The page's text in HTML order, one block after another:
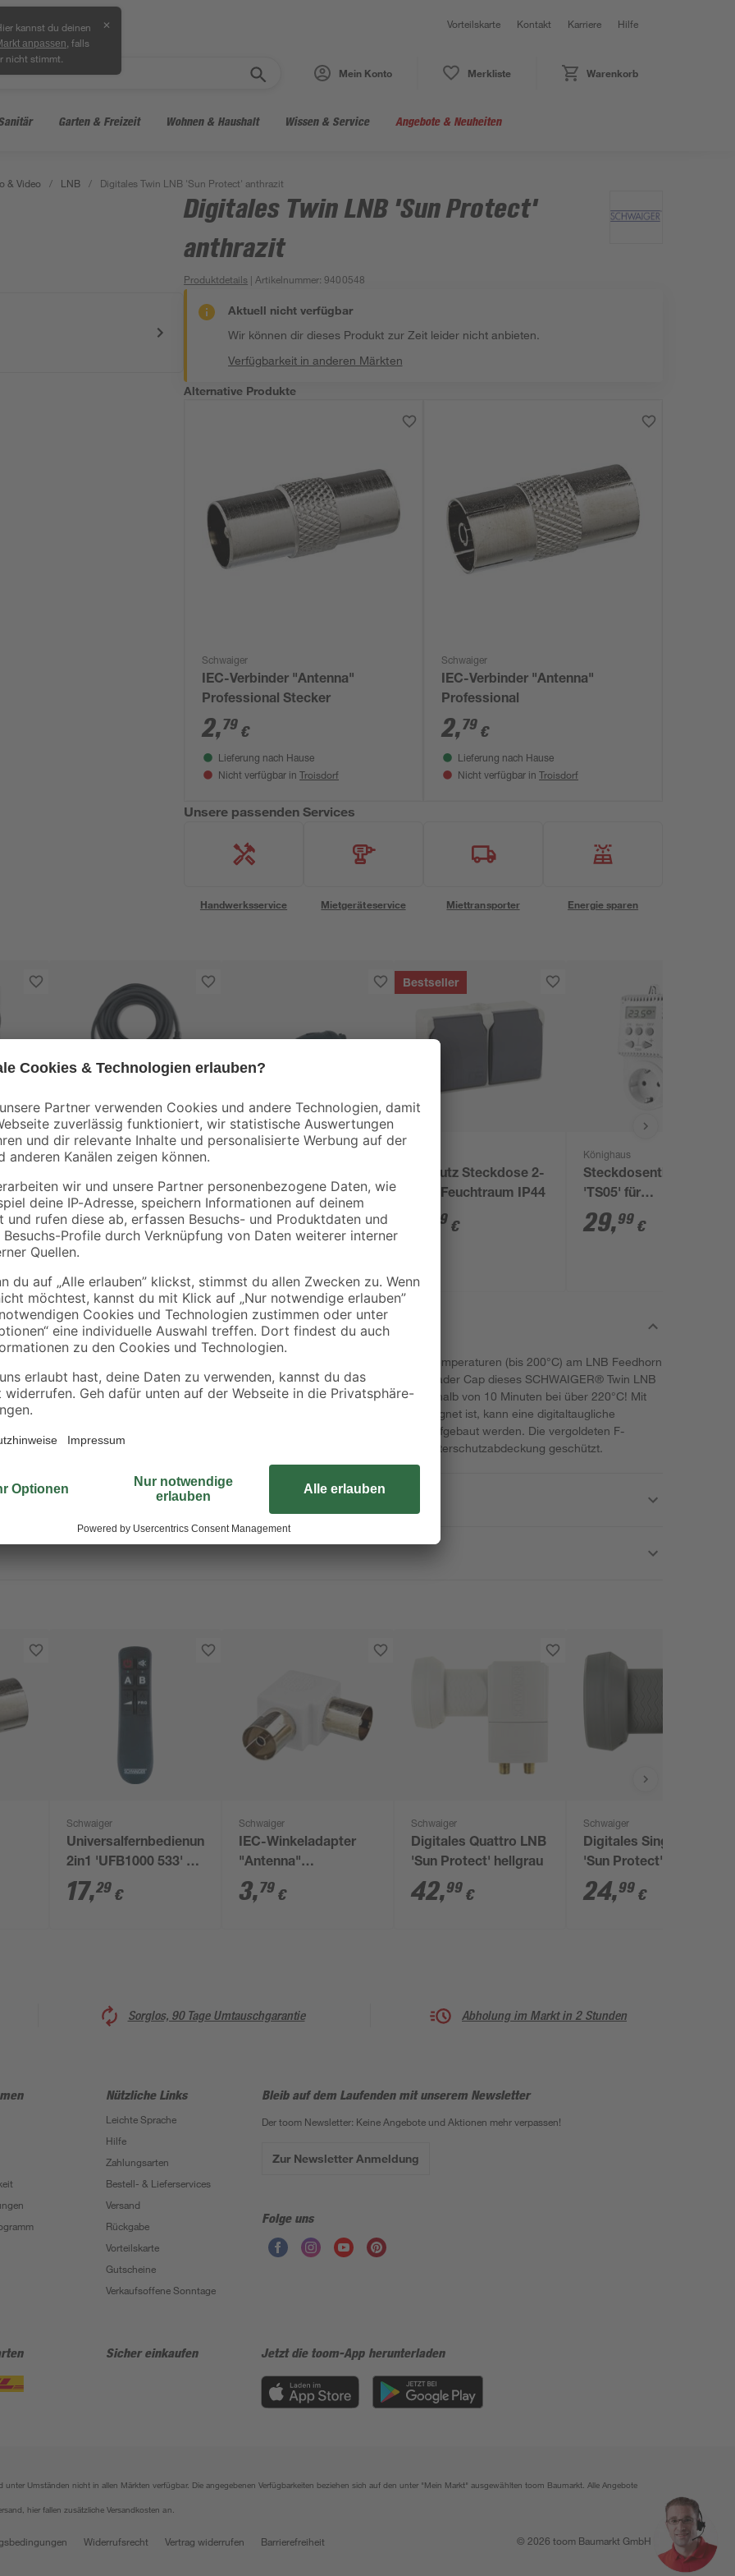
kannst du deinen
anpassen , falls
nicht stimmt.
✕ Vorteilskarte Kontakt Karriere Hilfe
Mein Konto Merkliste Warenkorb
Garten & Freizeit Wohnen & Haushalt Wissen & Service Angebote & Neuheiten
& Video / LNB / Digitales Twin LNB 'Sun Protect' anthrazit
Digitales Twin LNB 'Sun Protect'
anthrazit
Produktdetails | Artikelnummer:9400548
Aktuell nicht verfügbar
Wir können dir dieses Produkt zur Zeit leider nicht anbieten.
Verfügbarkeit in anderen Märkten
Alternative Produkte
Schwaiger
IEC-Verbinder "Antenna"
Professional Stecker
2,79 €
Lieferung nach Hause
Nicht verfügbar in Troisdorf
Schwaiger
IEC-Verbinder "Antenna"
Professional
2,79 €
Lieferung nach Hause
Nicht verfügbar in Troisdorf
Unsere passenden Services
Handwerksservice Mietgeräteservice Miettransporter Energie sparen
schwarz 10 m
14,99€
1,50 € / Meter
7,99 €
Bestseller
Aufputz Steckdose 2-
fach Feuchtraum IP44
99 €
Könighaus
Steckdosenthermostat
'TS05' für
Infrarotheizungen
29,99 €
Kunststoff
Bei klarer Witterung kann es zu extrem hohen Temperaturen (bis 200°C) am LNB Feedhorn
und zu dessen Beschädigung kommen. Das Header Cap dieses SCHWAIGER® Twin LNB
'Sun Protect' widersteht einer Verformung innerhalb von 10 Minuten bei über 220°C! Mit
diesem Twin LNB, das für Multifeedanlagen geeignet ist, kann eine digitaltaugliche
Satellitenanlage mit maximal zwei Teilnehmer aufgebaut werden. Die vergoldeten F-
Anschlüsse sind durch eine herausziehbare Wetterschutzabdeckung geschützt.
Schwaiger
Universalfernbedienung
2in1 'UFB1000 533' 8
Tasten
17,29 €
Schwaiger
IEC-Winkeladapter
"Antenna"
Professional
3,79 €
Schwaiger
Digitales Quattro LNB
'Sun Protect' hellgrau
42,99 €
Schwaiger
Digitales Single LNB
'Sun Protect' anthrazit
24,99 €
Sorglos, 90 Tage Umtauschgarantie Abholung im Markt in 2 Stunden
Nützliche Links
Leichte Sprache
Hilfe
Zahlungsarten
Bestell- & Lieferservices
Versand
Rückgabe
Vorteilskarte
Gutscheine
Verkaufsoffene Sonntage
Bleib auf dem Laufenden mit unserem Newsletter
Der toom Newsletter: Keine Angebote und Aktionen mehr verpassen!
Zur Newsletter Anmeldung
Folge uns
Sicher einkaufen Jetzt die toom-App herunterladen
Umständen nicht in allen Märkten verfügbar. Die angegebenen Verfügbarkeiten beziehen sich auf den unter "Mein Markt" ausgewählten toom Baumarkt. Alle Angebote
hier fallen zusätzliche Versandkosten an.
Widerrufsrecht Vertrag widerrufen Barrierefreiheit © 2026 toom Baumarkt GmbH